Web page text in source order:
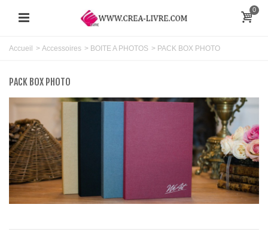
0
Accueil > Accessoires > BOITE A PHOTOS > PACK BOX PHOTO
PACK BOX PHOTO